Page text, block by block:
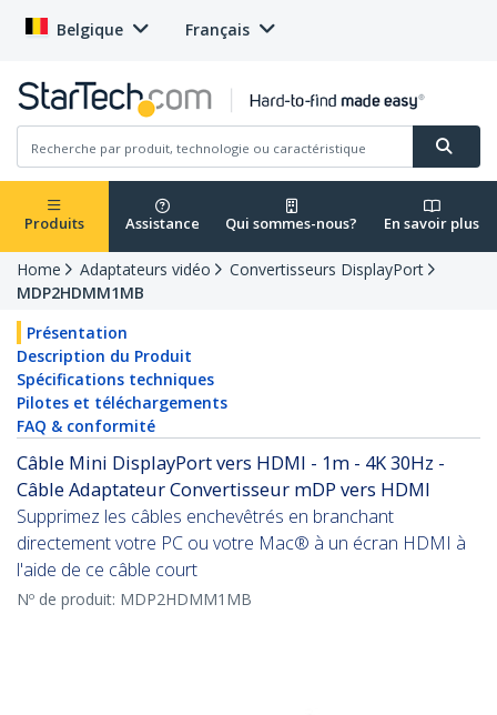
Belgique Français
Produits Assistance Qui sommes-nous? En savoir plus
Home Adaptateurs vidéo
Convertisseurs DisplayPort
MDP2HDMM1MB
Présentation
Description du Produit
Spécifications techniques
Pilotes et téléchargements
FAQ & conformité
Câble Mini DisplayPort vers HDMI - 1m - 4K 30Hz -
Câble Adaptateur Convertisseur mDP vers HDMI
Supprimez les câbles enchevêtrés en branchant
directement votre PC ou votre Mac® à un écran HDMI à
l'aide de ce câble court
Nº de produit: MDP2HDMM1MB